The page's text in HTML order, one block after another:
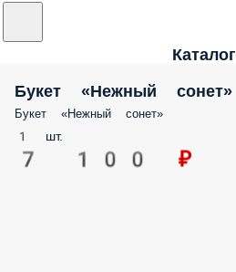
Каталог
Букет «Нежный сонет»
Букет «Нежный сонет»
1 шт.
7 100 ₽